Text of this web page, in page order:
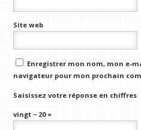
Site web
Enregistrer mon nom, mon e-
navigateur pour mon prochain
Saisissez votre réponse en chiffres
vingt − 20 =